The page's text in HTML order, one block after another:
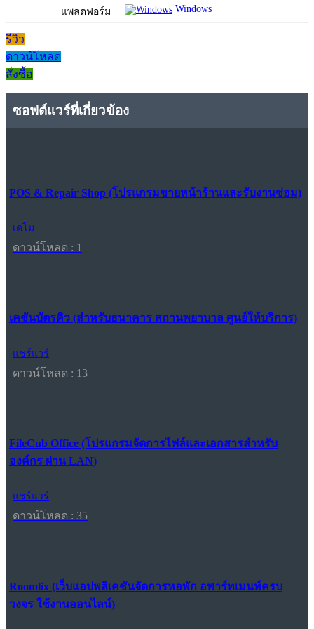
แพลตฟอร์ม Windows
รีวิว
ดาวน์โหลด
สั่งซื้อ
ซอฟต์แวร์ที่เกี่ยวข้อง
POS & Repair Shop (โปรแกรมขายหน้าร้านและรับงานซ่อม)
เดโม
ดาวน์โหลด : 1
เคชันบัตรคิว (สำหรับธนาคาร สถานพยาบาล ศูนย์ให้บริการ)
แชร์แวร์
ดาวน์โหลด : 13
FileCub Office (โปรแกรมจัดการไฟล์และเอกสารสำหรับ
องค์กร ผ่าน LAN)
แชร์แวร์
ดาวน์โหลด : 35
Roomlix (เว็บแอปพลิเคชันจัดการหอพัก อพาร์ทเมนท์ครบ
วงจร ใช้งานออนไลน์)